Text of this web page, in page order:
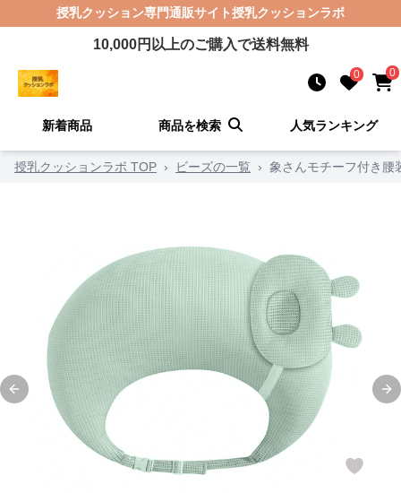
授乳クッション専門通販サイト授乳クッションラボ
10,000円以上のご購入で送料無料
0 0
新着商品 商品を検索 人気ランキング
授乳クッションラボ TOP › ビーズの一覧 › 象さんモチーフ付き腰
Previous slide